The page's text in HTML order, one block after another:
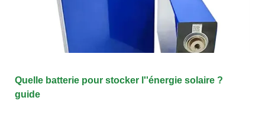
Quelle batterie pour stocker l''énergie solaire ?
guide